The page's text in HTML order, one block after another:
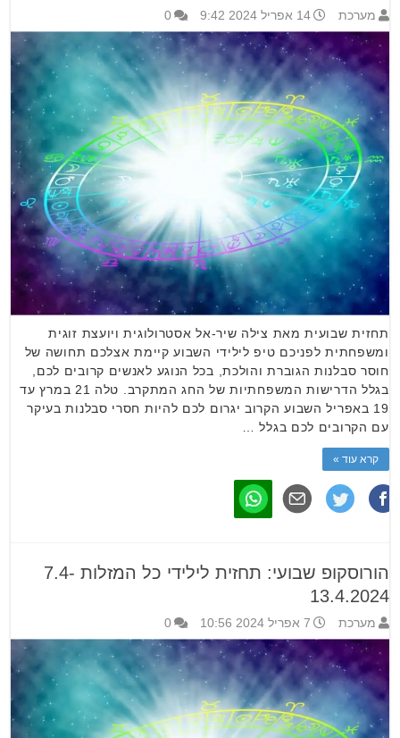
מערכת 14 אפריל 2024 9:42 0
תחזית שבועית מאת צילה שיר-אל אסטרולוגית ויועצת זוגית
ומשפחתית לפניכם טיפ לילידי השבוע קיימת אצלכם תחושה של
חוסר סבלנות הגוברת והולכת, בכל הנוגע לאנשים קרובים לכם,
בגלל הדרישות המשפחתיות של החג המתקרב. טלה 21 במרץ עד
19 באפריל השבוע הקרוב יגרום לכם להיות חסרי סבלנות בעיקר
עם הקרובים לכם בגלל …
קרא עוד »
הורוסקופ שבועי: תחזית לילידי כל המזלות 7.4-
13.4.2024
מערכת 7 אפריל 2024 10:56 0